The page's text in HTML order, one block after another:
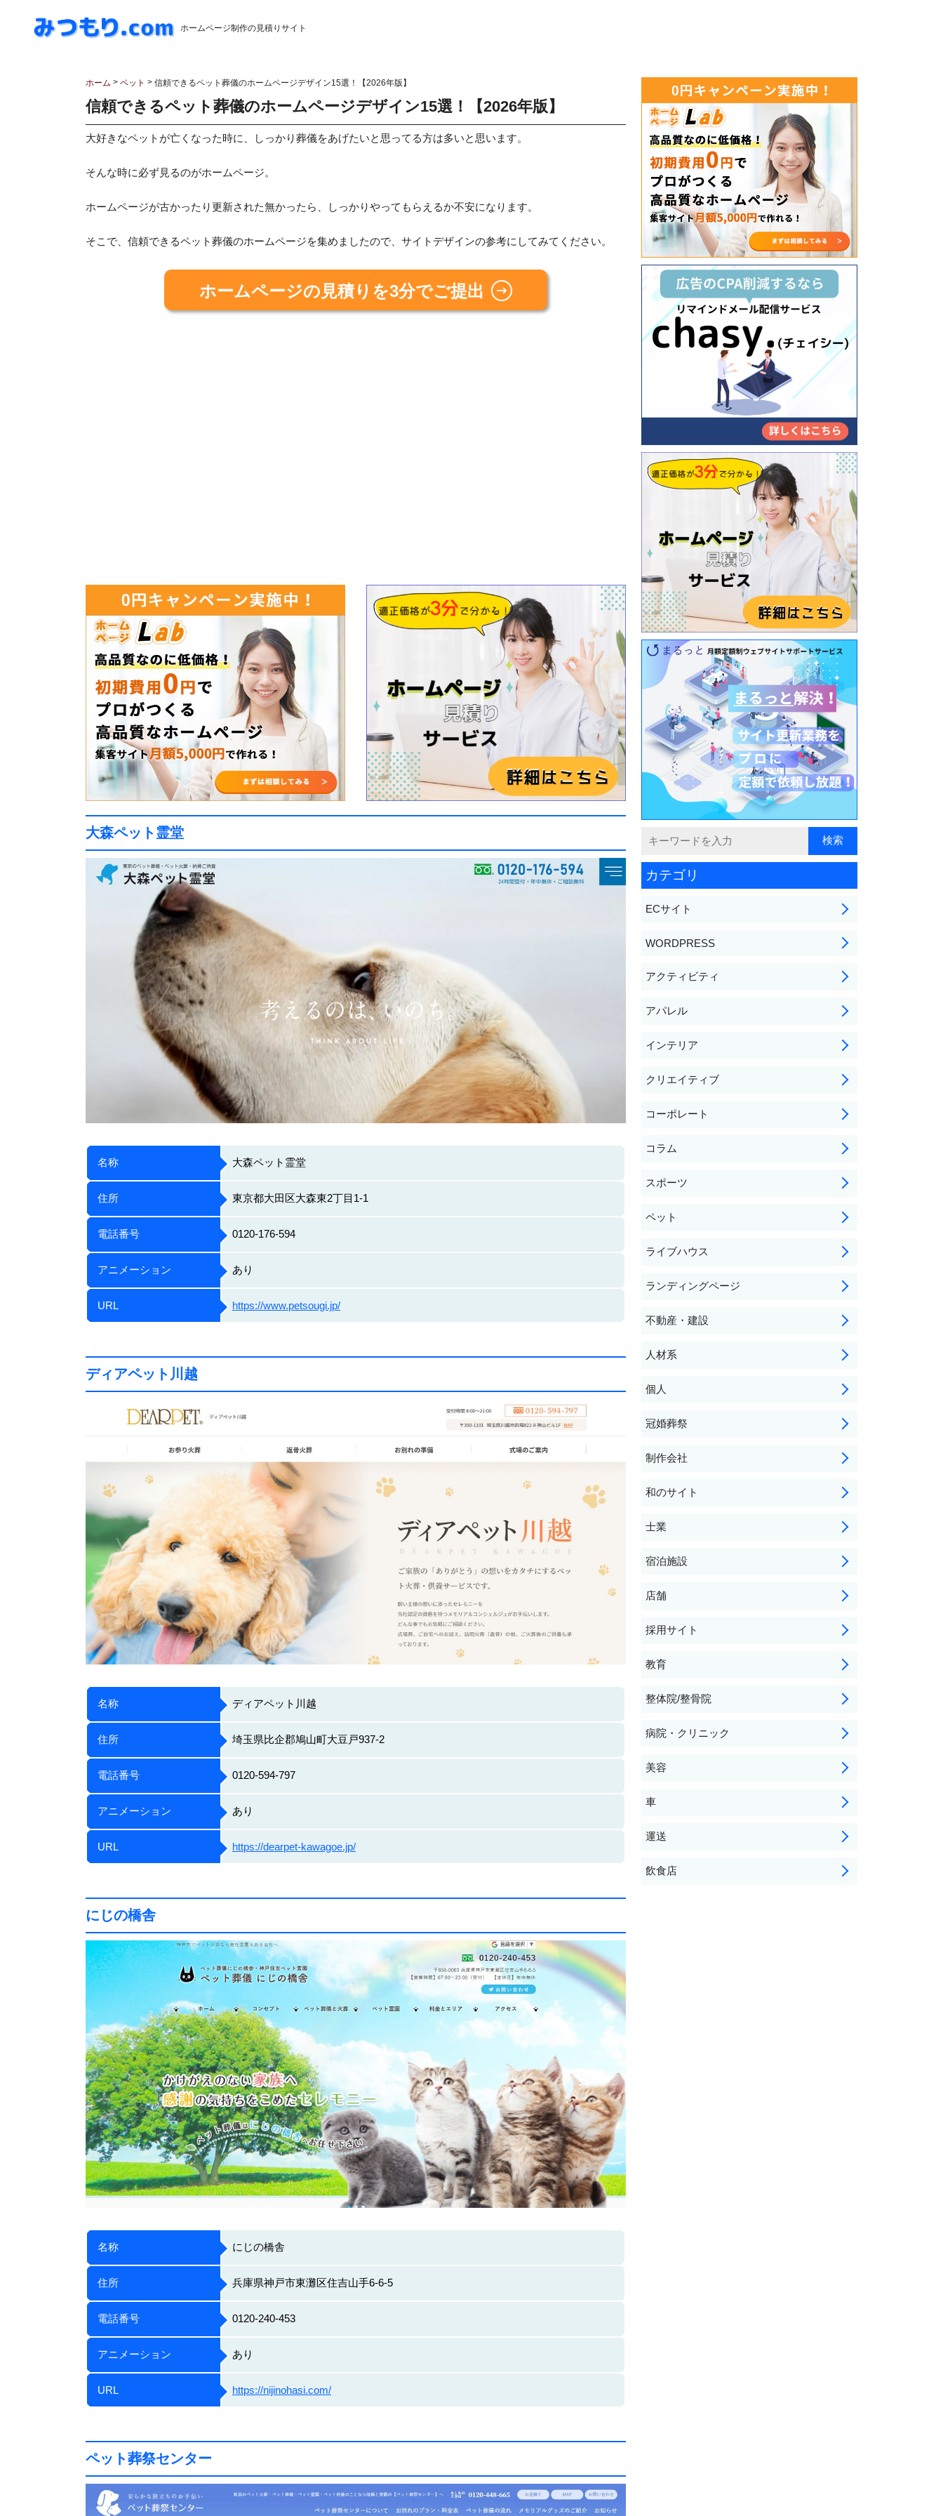
ホームページ制作の見積りサイト
ホーム > ペット > 信頼できるペット葬儀のホームページデザイン15選！【2026年版】
信頼できるペット葬儀のホームページデザイン15選！【2026年版】
大好きなペットが亡くなった時に、しっかり葬儀をあげたいと思ってる方は多いと思います。
そんな時に必ず見るのがホームページ。
ホームページが古かったり更新された無かったら、しっかりやってもらえるか不安になります。
そこで、信頼できるペット葬儀のホームページを集めましたので、サイトデザインの参考にしてみてください。
ホームページの見積りを3分でご提出
大森ペット霊堂
名称 大森ペット霊堂
住所 東京都大田区大森東2丁目1-1
電話番号 0120-176-594
アニメーション あり
URL https://www.petsougi.jp/
ディアペット川越
名称 ディアペット川越
住所 埼玉県比企郡鳩山町大豆戸937-2
電話番号 0120-594-797
アニメーション あり
URL https://dearpet-kawagoe.jp/
にじの橋舎
名称 にじの橋舎
住所 兵庫県神戸市東灘区住吉山手6-6-5
電話番号 0120-240-453
アニメーション あり
URL https://nijinohasi.com/
ペット葬祭センター
カテゴリ
ECサイト
WORDPRESS
アクティビティ
アパレル
インテリア
クリエイティブ
コーポレート
コラム
スポーツ
ペット
ライブハウス
ランディングページ
不動産・建設
人材系
個人
冠婚葬祭
制作会社
和のサイト
士業
宿泊施設
店舗
採用サイト
教育
整体院/整骨院
病院・クリニック
美容
車
運送
飲食店